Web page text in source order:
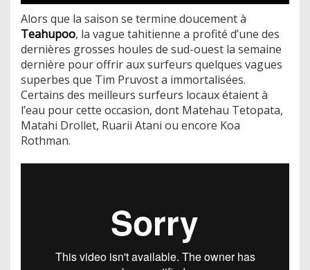
Alors que la saison se termine doucement à
Teahupoo, la vague tahitienne a profité d’une des
dernières grosses houles de sud-ouest la semaine
dernière pour offrir aux surfeurs quelques vagues
superbes que Tim Pruvost a immortalisées.
Certains des meilleurs surfeurs locaux étaient à
l’eau pour cette occasion, dont Matehau Tetopata,
Matahi Drollet, Ruarii Atani ou encore Koa
Rothman.